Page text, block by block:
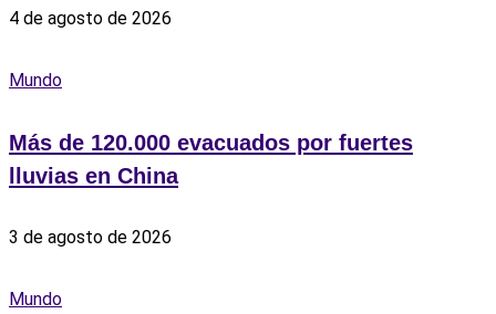
4 de agosto de 2026
Mundo
Más de 120.000 evacuados por fuertes
lluvias en China
3 de agosto de 2026
Mundo